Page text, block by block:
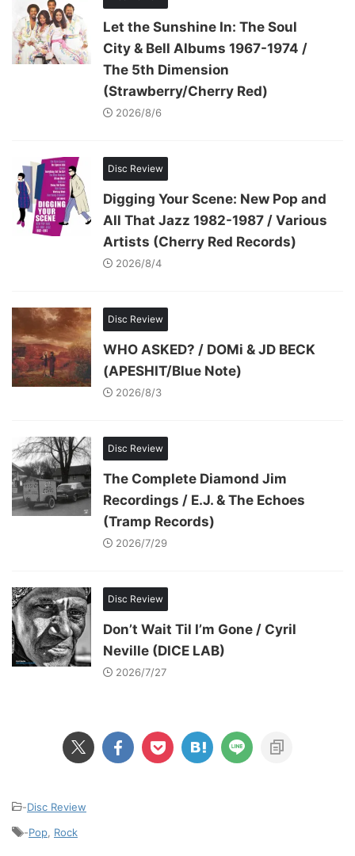
Let the Sunshine In: The Soul
City & Bell Albums 1967-1974 /
The 5th Dimension
(Strawberry/Cherry Red)
2026/8/6
Disc Review
Digging Your Scene: New Pop and
All That Jazz 1982-1987 / Various
Artists (Cherry Red Records)
2026/8/4
Disc Review
WHO ASKED? / DOMi & JD BECK
(APESHIT/Blue Note)
2026/8/3
Disc Review
The Complete Diamond Jim
Recordings / E.J. & The Echoes
(Tramp Records)
2026/7/29
Disc Review
Don’t Wait Til I’m Gone / Cyril
Neville (DICE LAB)
2026/7/27
-Disc Review
-Pop Rock